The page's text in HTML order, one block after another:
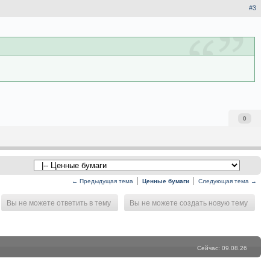
#3
0
← Предыдущая тема Ценные бумаги Следующая тема →
Вы не можете создать новую тему
Вы не можете ответить в тему
Сейчас: 09.08.26